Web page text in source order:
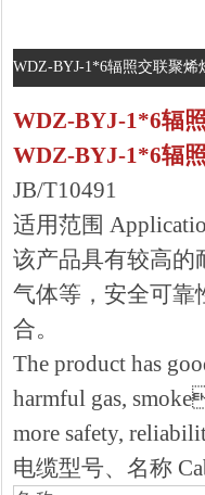
WDZ-BYJ-1*6辐照交联聚烯
WDZ-BYJ-1*6辐照
WDZ-BYJ-1*6辐
JB/T10491
适用范围
该产品具有较高的耐
气体等，安全可
合。
The product has
harmful gas,
more safety,
电缆型号、名称